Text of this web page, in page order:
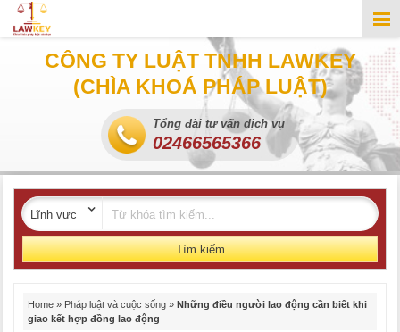
CÔNG TY LUẬT TNHH LAWKEY
(CHÌA KHOÁ PHÁP LUẬT)
Tổng đài tư vấn dịch vụ
02466565366
Tìm kiếm
Home » Pháp luật và cuộc sống » Những điều người lao động cần biết khi
giao kết hợp đồng lao động